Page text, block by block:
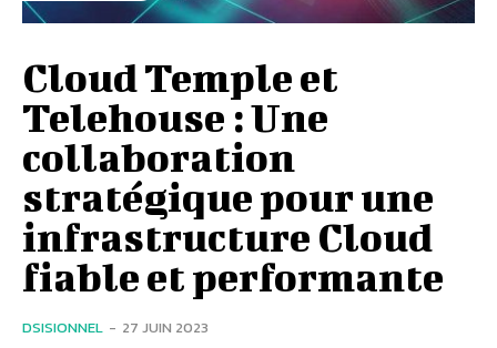
Cloud Temple et
Telehouse : Une
collaboration
stratégique pour une
infrastructure Cloud
fiable et performante
DSISIONNEL - 27 JUIN 2023